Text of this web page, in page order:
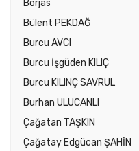
Borjas
Bülent PEKDAĞ
Burcu AVCI
Burcu İşgüden KILIÇ
Burcu KILINÇ SAVRUL
Burhan ULUCANLI
Çağatan TAŞKIN
Çağatay Edgücan ŞAHİN